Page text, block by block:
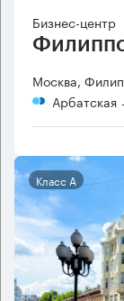
Бизнес-центр
Москва,
Арбатская
Класс А